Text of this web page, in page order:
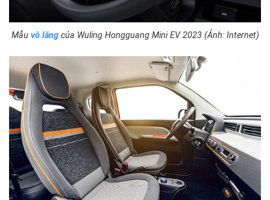
Mẫu vô lăngcủa Wuling Hongguang Mini EV 2023 (Ảnh: Internet)